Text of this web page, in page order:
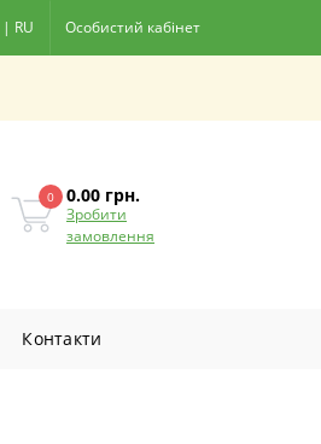
| RU Особистий кабінет
0 0.00 грн.
Зробити
замовлення
Контакти